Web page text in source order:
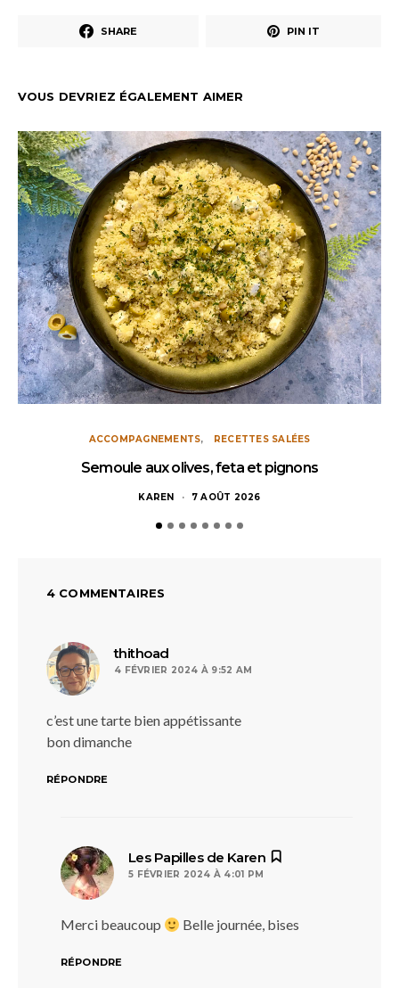
SHARE PIN IT
VOUS DEVRIEZ ÉGALEMENT AIMER
ACCOMPAGNEMENTS RECETTES SALÉES
Semoule aux olives, feta et pignons
KAREN 7 AOÛT 2026
4 COMMENTAIRES
thithoad
4 FÉVRIER 2024 À 9:52 AM
c’est une tarte bien appétissante
bon dimanche
RÉPONDRE
Les Papilles de Karen
5 FÉVRIER 2024 À 4:01 PM
Merci beaucoup Belle journée, bises
RÉPONDRE